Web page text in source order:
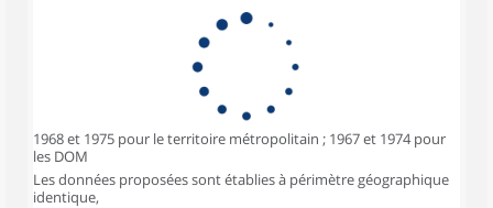
1968 et 1975 pour le territoire métropolitain ; 1967 et 1974 pour
les DOM
Les données proposées sont établies à périmètre géographique
identique,